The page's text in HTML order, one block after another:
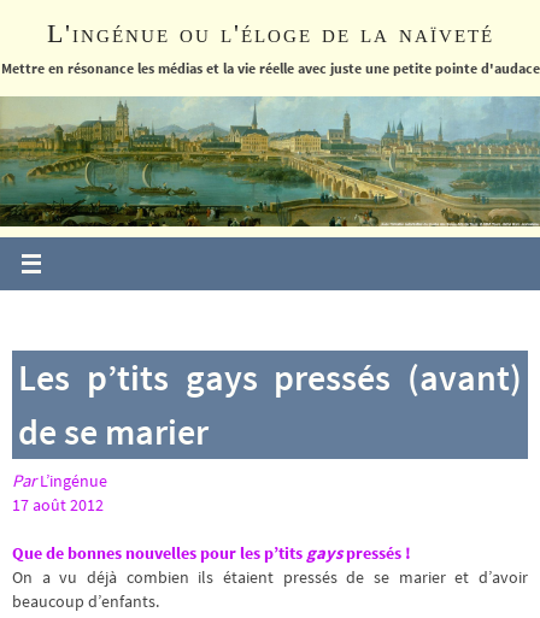
le
L'ingénue ou l'éloge de la naïveté
Mettre en résonance les médias et la vie réelle avec juste une petite pointe d'audace
Les p’tits gays pressés (avant)
de se marier
ParL’ingénue
17 août 2012
Que de bonnes nouvelles pour les p’tits gayspressés !
On a vu déjà combien ils étaient pressés de se marier et d’avoir
beaucoup d’enfants.